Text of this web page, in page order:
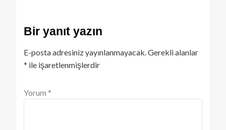
Bir yanıt yazın
E-posta adresiniz yayınlanmayacak.Gerekli alanlar
* ile işaretlenmişlerdir
Yorum *